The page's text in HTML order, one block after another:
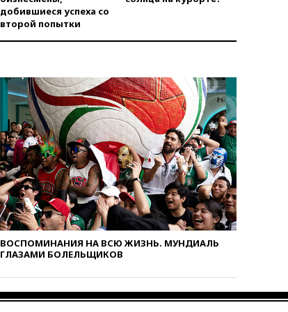
09:32
фасад логокомплекса
09:18В Ярославской области
отражена самая
массированная атака БПЛА
09:16Трамп сообщил об
огромном запасе боеприпасов
в США
08:54В Таиланде сегодня
прощаются с молодыми
россиянами, жестоко убитыми
в Паттайе
08:26Летчики с упавшего
самолета в Приангарье
отделались ссадинами и
SpaceX/Starlink расширяют
добившиеся успеха со
второй попытки
ВОСПОМИНАНИЯ НА ВСЮ ЖИЗНЬ. МУНДИАЛЬ
ГЛАЗАМИ БОЛЕЛЬЩИКОВ